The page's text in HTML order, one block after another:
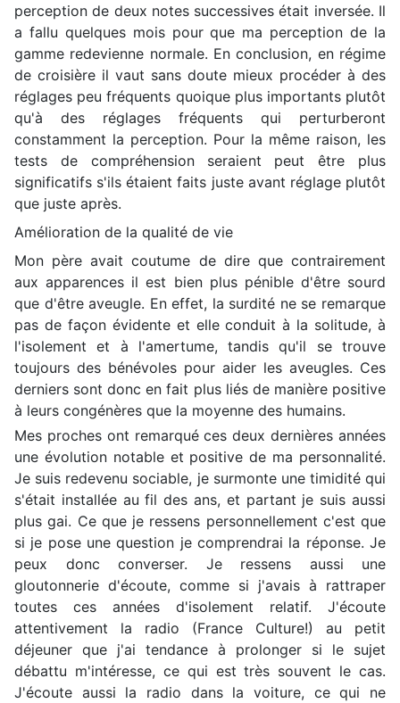
perception de deux notes successives était inversée. Il
a fallu quelques mois pour que ma perception de la
gamme redevienne normale. En conclusion, en régime
de croisière il vaut sans doute mieux procéder à des
réglages peu fréquents quoique plus importants plutôt
qu'à des réglages fréquents qui perturberont
constamment la perception. Pour la même raison, les
tests de compréhension seraient peut être plus
significatifs s'ils étaient faits juste avant réglage plutôt
que juste après.
Amélioration de la qualité de vie
Mon père avait coutume de dire que contrairement
aux apparences il est bien plus pénible d'être sourd
que d'être aveugle. En effet, la surdité ne se remarque
pas de façon évidente et elle conduit à la solitude, à
l'isolement et à l'amertume, tandis qu'il se trouve
toujours des bénévoles pour aider les aveugles. Ces
derniers sont donc en fait plus liés de manière positive
à leurs congénères que la moyenne des humains.
Mes proches ont remarqué ces deux dernières années
une évolution notable et positive de ma personnalité.
Je suis redevenu sociable, je surmonte une timidité qui
s'était installée au fil des ans, et partant je suis aussi
plus gai. Ce que je ressens personnellement c'est que
si je pose une question je comprendrai la réponse. Je
peux donc converser. Je ressens aussi une
gloutonnerie d'écoute, comme si j'avais à rattraper
toutes ces années d'isolement relatif. J'écoute
attentivement la radio (France Culture!) au petit
déjeuner que j'ai tendance à prolonger si le sujet
débattu m'intéresse, ce qui est très souvent le cas.
J'écoute aussi la radio dans la voiture, ce qui ne